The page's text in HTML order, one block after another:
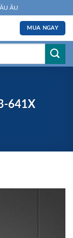
ÂU
MUA NGAY
641X